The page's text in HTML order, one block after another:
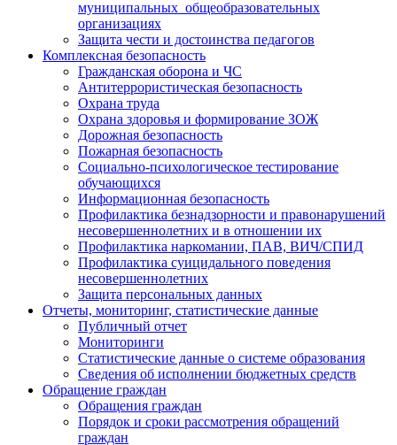
муниципальных общеобразовательных
организациях
Защита чести и достоинства педагогов
Комплексная безопасность
Гражданская оборона и ЧС
Антитеррористическая безопасность
Охрана труда
Охрана здоровья и формирование ЗОЖ
Дорожная безопасность
Пожарная безопасность
Социально-психологическое тестирование
обучающихся
Информационная безопасность
Профилактика безнадзорности и правонарушений
несовершеннолетних и в отношении их
Профилактика наркомании, ПАВ, ВИЧ/СПИД
Профилактика суицидального поведения
несовершеннолетних
Защита персональных данных
Отчеты, мониторинг, статистические данные
Публичный отчет
Мониторинги
Статистические данные о системе образования
Сведения об исполнении бюджетных средств
Обращение граждан
Обращения граждан
Порядок и сроки рассмотрения обращений
граждан